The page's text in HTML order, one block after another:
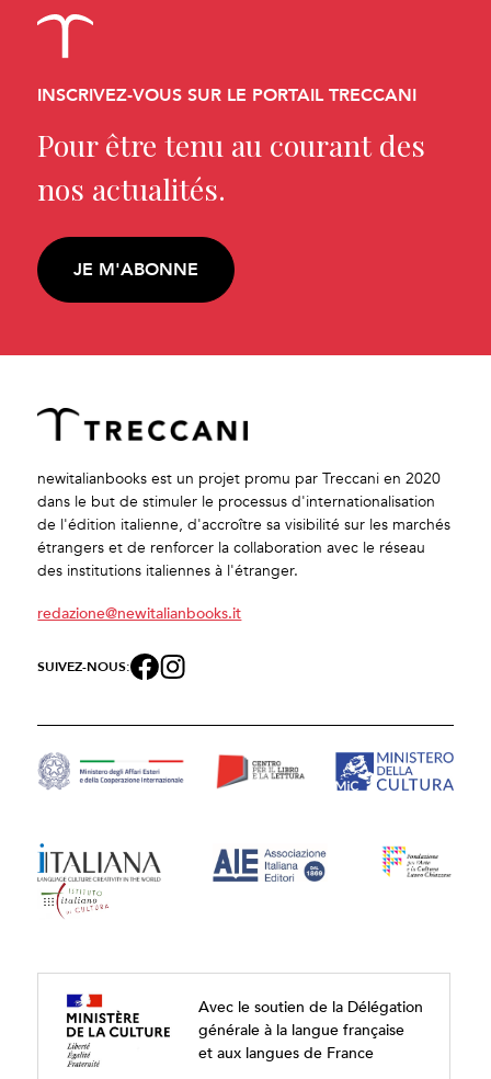
INSCRIVEZ-VOUS SUR LE PORTAIL TRECCANI
Pour être tenu au courant des
nos actualités.
JE M'ABONNE
newitalianbooks est un projet promu par Treccani en 2020
dans le but de stimuler le processus d'internationalisation
de l'édition italienne, d'accroître sa visibilité sur les marchés
étrangers et de renforcer la collaboration avec le réseau
des institutions italiennes à l'étranger.
redazione@newitalianbooks.it
SUIVEZ-NOUS:
Avec le soutien de la Délégation
générale à la langue française
et aux langues de France